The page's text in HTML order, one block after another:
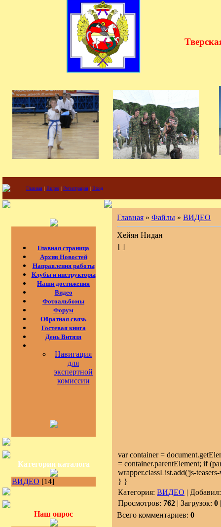
Главная | Видео | Регистрация | Вход
Главная страница
Архив Новостей
Направления работы
Клубы и инструкторы
Наши достижения
Видео
Фотоальбомы
Форум
Обратная связь
Гостевая книга
День Витязя
Навигация
для
экспертной
комиссии
Категории каталога
ВИДЕО [14]
Наш опрос
Главная » Файлы » ВИДЕО
Хейян Нидан
[ ]
var container =
= container.parentElement; if
wrapper.classList.add('js-
} }
Категория: ВИДЕО |
Просмотров: 762 | Загрузок: 0
Всего комментариев: 0